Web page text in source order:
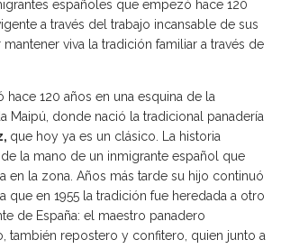
españoles que empezó hace 120
a través del trabajo incansable de sus
viva la tradición familiar a través de
hace 120 años en una esquina de la
Maipú, donde nació la tradicional panadería
que hoy ya es un clásico. La historia
la mano de un inmigrante español que
en la zona. Años más tarde su hijo continuó
que en 1955 la tradición fue heredada a otro
de España: el maestro panadero
también repostero y confitero, quien junto a